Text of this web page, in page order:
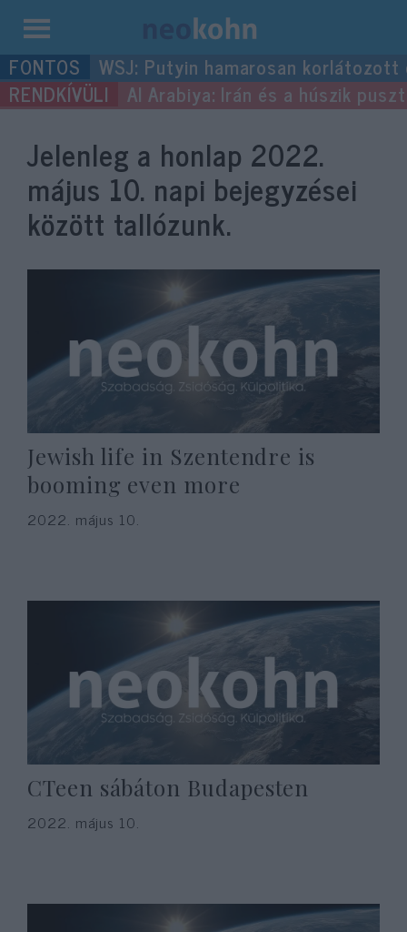
Kilépés
a
tartalomba
WSJ: Putyin hamarosan
Al Arabiya: Irán és a húszik
Jelenleg a honlap 2022.
május 10. napi bejegyzései
között tallózunk.
Jewish life in Szentendre is
booming even more
2022. május 10.
CTeen sábáton Budapesten
2022. május 10.